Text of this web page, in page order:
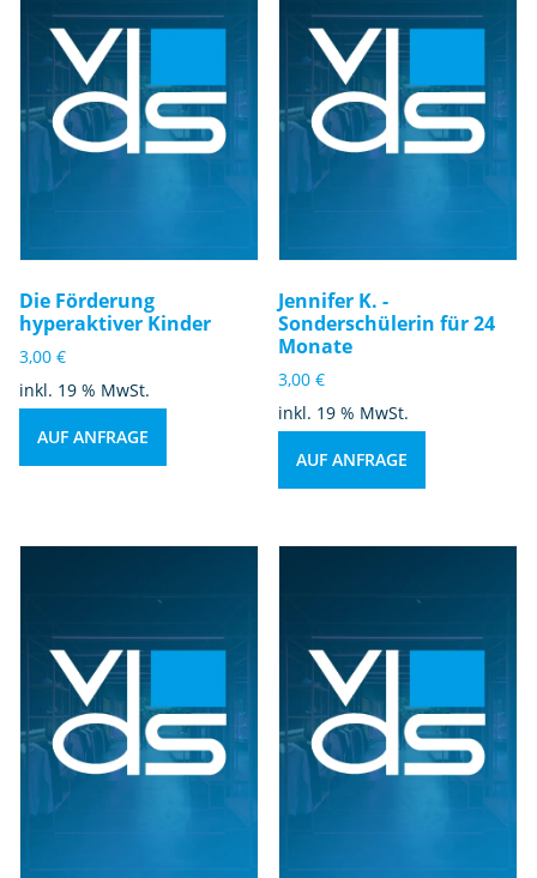
Die Förderung
hyperaktiver Kinder
3,00 €
inkl. 19 % MwSt.
AUF ANFRAGE
Jennifer K. -
Sonderschülerin für 24
Monate
3,00€
inkl. 19 % MwSt.
AUF ANFRAGE